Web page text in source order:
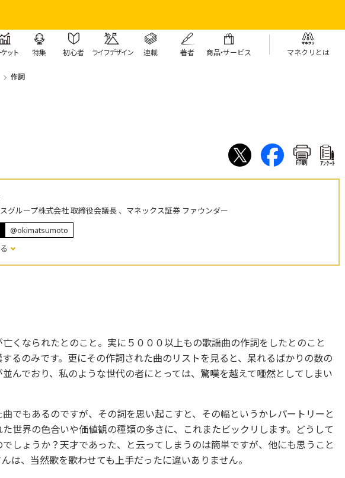
ット 特集 初心者 ライフデザイン 連載 著者 商品・サービス マネクリとは
作詞
印刷 ｱﾝｹｰﾄ
グループ株式会社 取締役会議長 、マネックス証券 ファウンダー
@okimatsumoto
くなられたとのこと。実に５０００以上もの歌謡曲の作詞をしたとのこと
るのみです。更にその作詞された曲のリストを見ると、呆れるばかりの数の
んでおり、私のような世代の者にとっては、驚嘆を越えて唖然としてしまい
でもあるのですが、その詞を思い起こすと、その幅というかレパートリーと
世界の色合いや価値観の種類の多さに、これまたビックリします。どうして
しょうか？天才であった、と云ってしまうのは簡単ですが、他にも思うこと
は、当然歌を歌わせても上手だったに違いありません。